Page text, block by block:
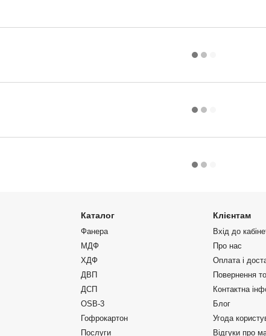
Каталог
Фанера
МДФ
ХДФ
ДВП
ДСП
OSB-3
Гофрокартон
Послуги
Клієнтам
Вхід до
Про нас
Оплата і
Повернення
Контактна
Блог
Угода
Відгуки про